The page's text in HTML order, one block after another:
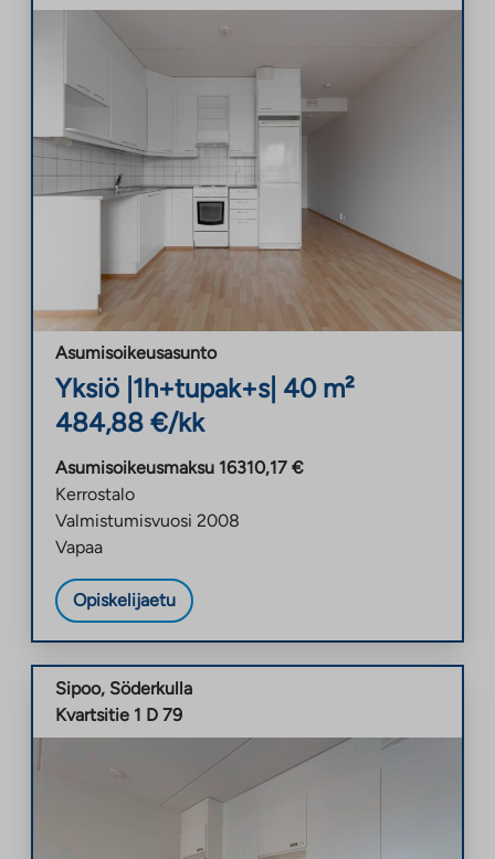
Asumisoikeusasunto
Yksiö 1h+tupak+s| 40 m²
484,88 €/kk
Asumisoikeusmaksu 16310,17 €
Kerrostalo
Valmistumisvuosi 2008
Vapaa
Opiskelijaetu
Sipoo, Söderkulla
Kvartsitie 1 D 79